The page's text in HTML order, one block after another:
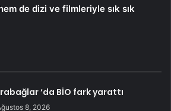
de dizi ve filmleriyle sık sık
‘da BİO fark yarattı
8, 2026